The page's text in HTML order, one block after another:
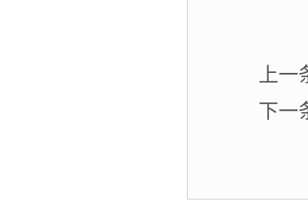
上一
下一